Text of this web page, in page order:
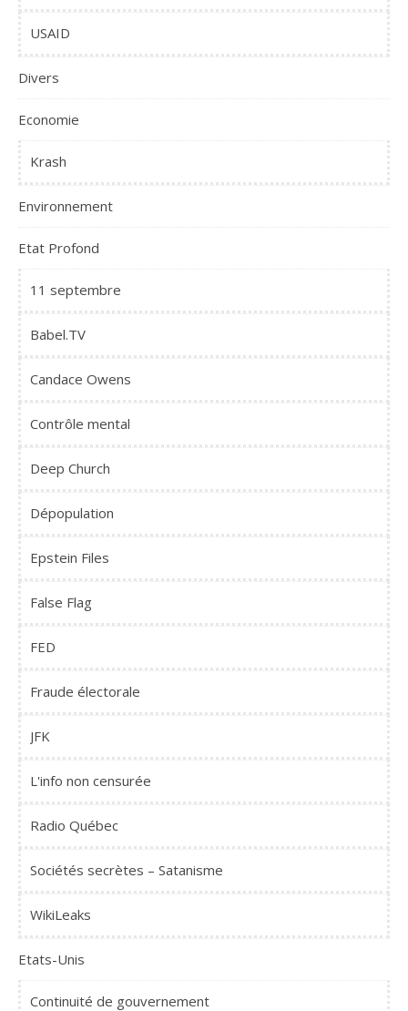
USAID
Divers
Economie
Krash
Environnement
Etat Profond
11 septembre
Babel.TV
Candace Owens
Contrôle mental
Deep Church
Dépopulation
Epstein Files
False Flag
FED
Fraude électorale
JFK
L'info non censurée
Radio Québec
Sociétés secrètes – Satanisme
WikiLeaks
Etats-Unis
Continuité de gouvernement